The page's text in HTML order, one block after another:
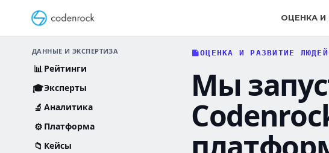
содержанию
ОЦЕНКА И
ДАННЫЕ И ЭКСПЕРТИЗА
📊 Рейтинги
🎓Эксперты
🔬 Аналитика
⚙️ Платформа
📁 Кейсы
ОЦЕНКА И РАЗВИТИЕ ЛЮДЕЙ
Мы